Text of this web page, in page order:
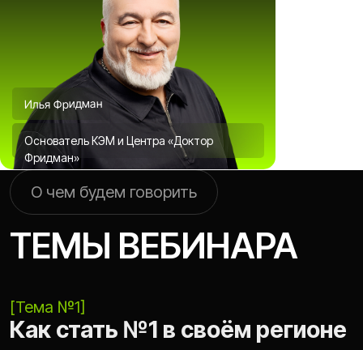
Основатель КЭМ и Центра «Доктор
Фридман»
Илья Фридман